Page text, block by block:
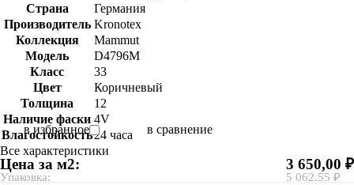
Страна
Германия
Производитель Kronotex
Коллекция
Mammut
Модель
D4796M
Класс
33
Цвет
Коричневый
Толщина
12
Наличие фаски 4V
Влагостойкость24 часа
Все характеристики
в избранное в сравнение
Цена за м2:
Упаковка:
3 650,00 ₽
5 062.55 ₽